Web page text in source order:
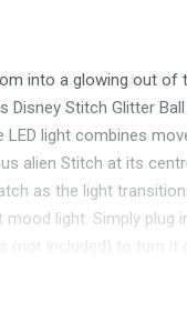
into a glowing out of
Disney Stitch Glitter
LED light combines
alien Stitch at its
as the light
light. Simply plug
(not included) to turn it
a playful piece of